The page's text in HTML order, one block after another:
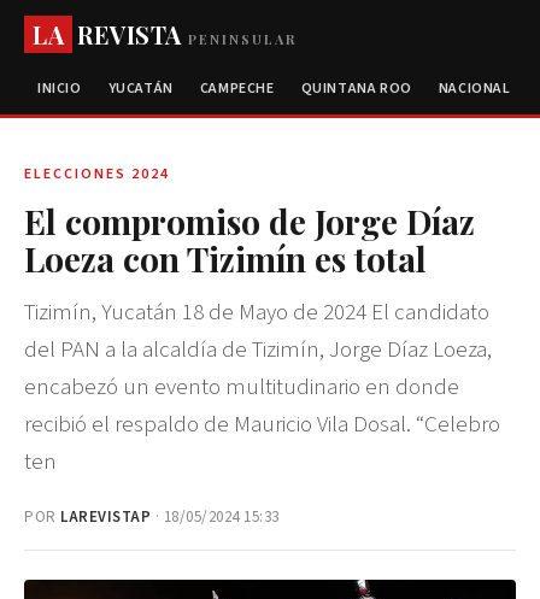
LA REVISTAPENINSULAR
INICIO YUCATÁN CAMPECHE QUINTANA ROO NACIONAL
ELECCIONES 2024
El compromiso de Jorge Díaz
Loeza con Tizimín es total
Tizimín, Yucatán 18 de Mayo de 2024 El candidato
del PAN a la alcaldía de Tizimín, Jorge Díaz Loeza,
encabezó un evento multitudinario en donde
recibió el respaldo de Mauricio Vila Dosal. “Celebro
ten
POR LAREVISTAP · 18/05/2024 15:33